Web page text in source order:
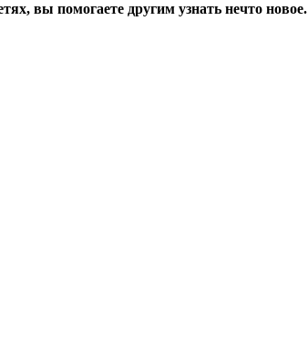
вы помогаете другим узнать нечто новое.